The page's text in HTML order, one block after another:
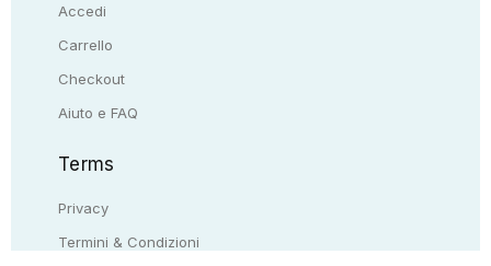
Accedi
Carrello
Checkout
Aiuto e FAQ
Terms
Privacy
Termini & Condizioni